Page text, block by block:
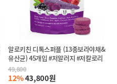
알로키친 디톡스퍼플 (13종보라야채&
유산균) 45개입 #저알러지 #저칼로리
49,800
12%43,800원